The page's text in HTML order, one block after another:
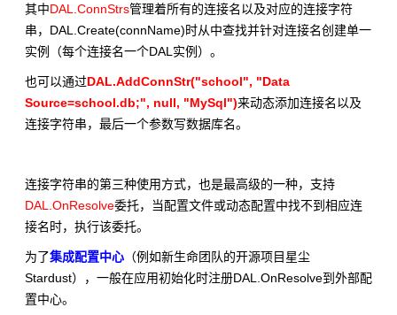
其中DAL.ConnStrs管理着所有的连接名以及对应的连接字符
串，DAL.Create(connName)时从中查找并针对连接名创建单一
实例（每个连接名一个DAL实例）。
也可以通过DAL.AddConnStr("school", "Data
Source=school.db;", null, "MySql")来动态添加连接名以及
连接字符串，最后一个参数写数据库名。
连接字符串的第三种使用方式，也是最高级的一种，支持
DAL.OnResolve委托，当配置文件或动态配置中找不到相应连
接名时，执行该委托。
为了集成配置中心 （例如新生命团队的开源项目星尘
Stardust），一般在应用初始化时注册DAL.OnResolve到外部配
置中心。